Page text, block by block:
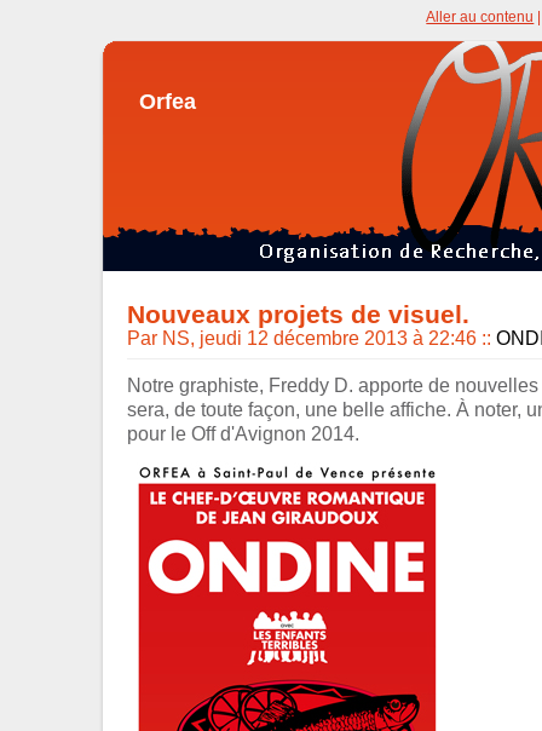
Orfea
Aller au contenu
Nouveaux projets de visuel.
Par NS, jeudi 12 décembre 2013 à 22:46 ::
Notre graphiste, Freddy D. apporte de
sera, de toute façon, une belle affiche. À noter,
pour le Off d'Avignon 2014.